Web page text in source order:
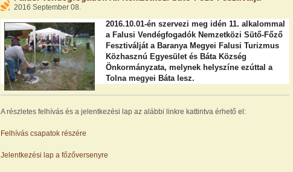
2016 September 08.
2016.10.01-én szervezi meg idén 11. alkalommal
a Falusi Vendégfogadók Nemzetközi Sütő-Főző
Fesztiválját a Baranya Megyei Falusi Turizmus
Közhasznú Egyesület és Báta Község
Önkormányzata, melynek helyszíne ezúttal a
Tolna megyei Báta lesz.
A részletes felhívás és a jelentkezési lap az alábbi linkre kattintva érhető el:
Felhívás csapatok részére
Jelentkezési lap a főzőversenyre